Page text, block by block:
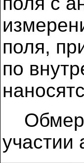
поля,
по
Обмер
участии